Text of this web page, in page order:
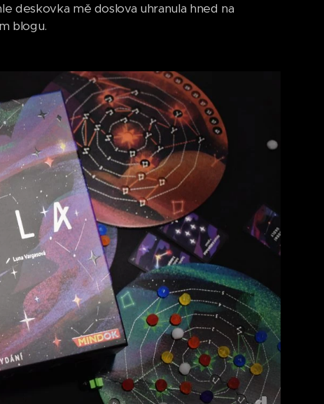
deskovka mě doslova uhranula hned na
blogu.